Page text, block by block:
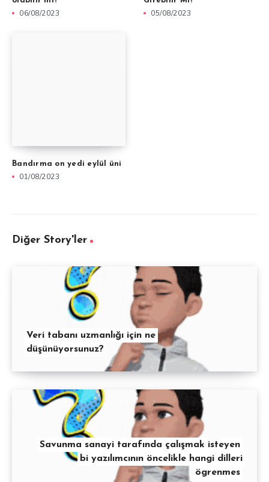
06/08/2023 05/08/2023
Bandırma on yedi eylül üni
01/08/2023
Diğer Story'ler
Veri tabanı uzmanlığı için ne
düşünüyorsunuz?
Savunma sanayi tarafında çalışmak isteyen
bi yazılımcının öncelikle hangi dilleri
ögrenmes